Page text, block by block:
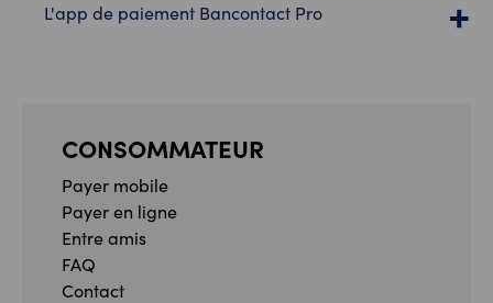
L'app de paiement Bancontact Pro
CONSOMMATEUR
Payer mobile
Payer en ligne
Entre amis
FAQ
Contact